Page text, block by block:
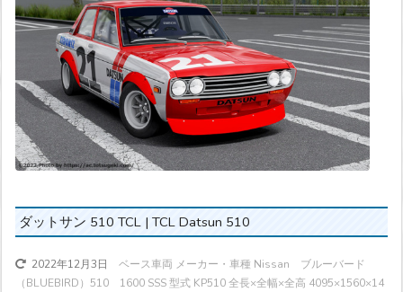
ダットサン 510 TCL | TCL Datsun 510
2022年12月3日
ベース車両 メーカー・車種 Nissan ブルーバード
（BLUEBIRD）510 1600 SSS 型式 KP510 全長×全幅×全高 4095×1560×14